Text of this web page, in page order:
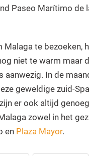
Paseo Marítimo de
Malaga te bezoeken,
niet te warm maar
In de
geweldige zuid-
er ook altijd
zowel in het
en Plaza Mayor.